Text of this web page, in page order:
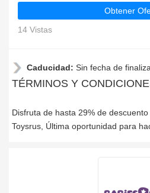
Obtener
14 Vistas
Caducidad: Sin fecha de
TÉRMINOS Y
Disfruta de hasta 29% de
Toysrus, Última oportunidad para